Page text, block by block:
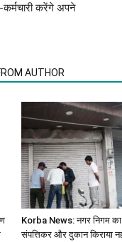
कर्मचारी करेंगे अपने
AUTHOR
Korba News: नगर निगम का
संपत्तिकर और दुकान किराया